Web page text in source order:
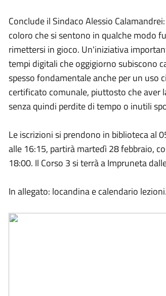
Conclude il Sindaco Alessio
coloro che si sentono in qualche modo
rimettersi in gioco. Un'iniziativa
tempi digitali che oggigiorno subiscono
spesso fondamentale anche per un uso
certificato comunale, piuttosto che aver
senza quindi perdite di tempo o inutili
Le iscrizioni si prendono in biblioteca al
alle 16:15, partirà martedì 28 febbraio,
18:00. Il Corso 3 si terrà a Impruneta
In allegato: locandina e calendario lezioni.